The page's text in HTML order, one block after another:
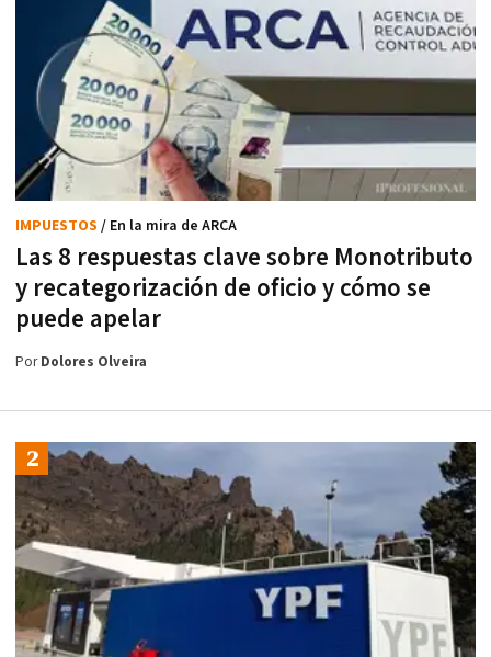
Las 8 respuestas clave sobre Monotributo
y recategorización de oficio y cómo se
puede apelar
IMPUESTOS / En la mira de ARCA
PorDolores Olveira